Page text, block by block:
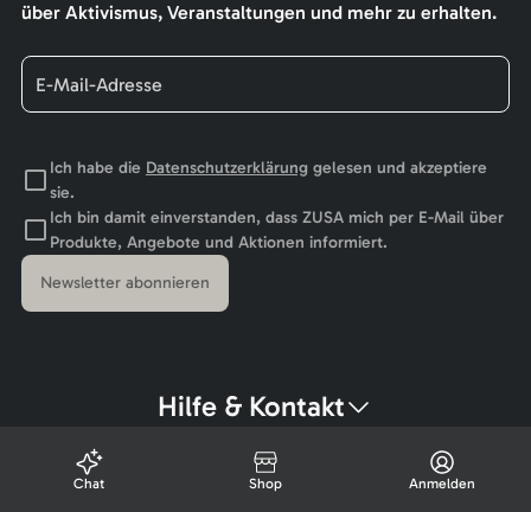
über Aktivismus, Veranstaltungen und mehr zu erhalten.
Ich habe die Datenschutzerklärunggelesen und akzeptiere
sie.
Ich bin damit einverstanden, dass ZUSA mich per E-Mail über
Produkte, Angebote und Aktionen informiert.
Newsletter abonnieren
Hilfe & Kontakt
Chat Shop Anmelden